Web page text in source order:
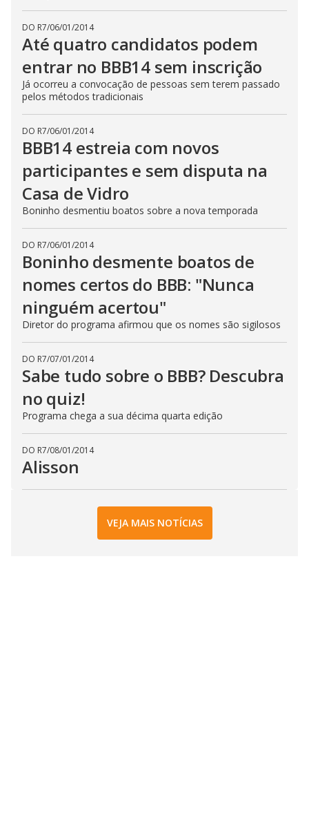
DO R7/06/01/2014
Até quatro candidatos podem
entrar no BBB14 sem inscrição
Já ocorreu a convocação de pessoas sem terem passado
pelos métodos tradicionais
DO R7/06/01/2014
BBB14 estreia com novos
participantes e sem disputa na
Casa de Vidro
Boninho desmentiu boatos sobre a nova temporada
DO R7/06/01/2014
Boninho desmente boatos de
nomes certos do BBB: "Nunca
ninguém acertou"
Diretor do programa afirmou que os nomes são sigilosos
DO R7/07/01/2014
Sabe tudo sobre o BBB? Descubra
no quiz!
Programa chega a sua décima quarta edição
DO R7/08/01/2014
Alisson
VEJA MAIS NOTÍCIAS